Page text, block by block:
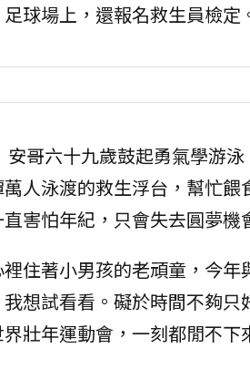
球場上，還報名救生員檢定
安哥六十九歲鼓起勇氣學游
人泳渡的救生浮台，幫忙餵
害怕年紀，只會失去圓夢機
住著小男孩的老頑童，今年
想試看看。礙於時間不夠只
壯年運動會，一刻都閒不下